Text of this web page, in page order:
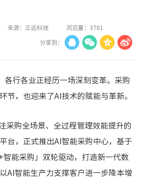
来源：正远科技 浏览量：3701
分享到：
各行各业正经历一场深刻变革。采购
节，也迎来了AI技术的赋能与革新。
采购全场景、全过程管理效能提升的
台，正式推出AI智能采购中心，基于
智能采购」双轮驱动，打造新一代数
AI智能生产力支撑客户进一步降本增